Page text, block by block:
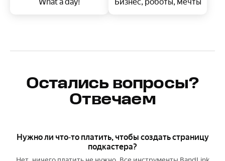
Остались вопросы?
Отвечаем
Нужно ли что‑то платить, чтобы создать страницу
подкастера?